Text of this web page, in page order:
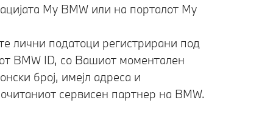
My BMW или на порталот My
лични податоци регистрирани под
BMW ID, со Вашиот моментален
број, имејл адреса и
сервисен партнер на BMW.